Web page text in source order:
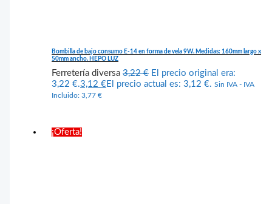
Bombilla de bajo consumo E-14 en forma de vela 9W. Medidas: 160mm largo x
50mm ancho. HEPO LUZ
Ferretería diversa3,22€ El precio original era:
3,22 €.3,12€El precio actual es: 3,12 €. Sin IVA - IVA
Incluido:3,77€
¡Oferta!